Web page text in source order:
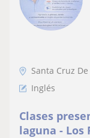
Santa Cruz
Inglés
Clases